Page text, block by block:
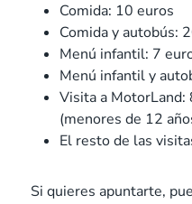
Comida: 10 euros
Comida y autobús:
Menú infantil: 7
Menú infantil y
Visita a MotorLand:
(menores de 12
El resto de las
Si quieres apuntarte,